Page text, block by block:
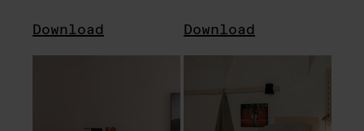
Download Download